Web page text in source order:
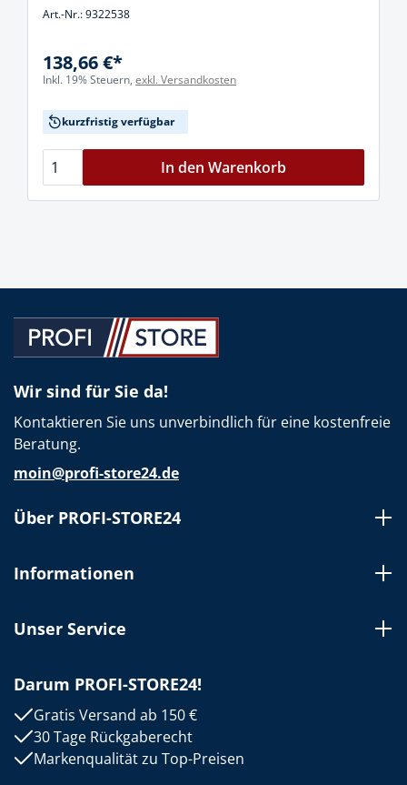
Art.-Nr.: 9322538
138,66 €*
Inkl. 19% Steuern, exkl. Versandkosten
kurzfristig verfügbar
In den Warenkorb
Wir sind für Sie da!
Kontaktieren Sie uns unverbindlich für eine kostenfreie
Beratung.
moin@profi-store24.de
Über PROFI-STORE24
Informationen
Unser Service
Darum PROFI-STORE24!
Gratis Versand ab 150 €
30 Tage Rückgaberecht
Markenqualität zu Top-Preisen